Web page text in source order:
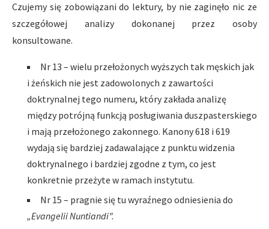
Czujemy się zobowiązani do lektury, by nie zaginęło nic ze
szczegółowej analizy dokonanej przez osoby
konsultowane.
Nr 13 – wielu przełożonych wyższych tak męskich jak
i żeńskich nie jest zadowolonych z zawartości
doktrynalnej tego numeru, który zakłada analizę
między potrójną funkcją posługiwania duszpasterskiego
i mają przełożonego zakonnego. Kanony 618 i 619
wydają się bardziej zadawalające z punktu widzenia
doktrynalnego i bardziej zgodne z tym, co jest
konkretnie przeżyte w ramach instytutu.
Nr 15 – pragnie się tu wyraźnego odniesienia do
„Evangelii Nuntiandi”.